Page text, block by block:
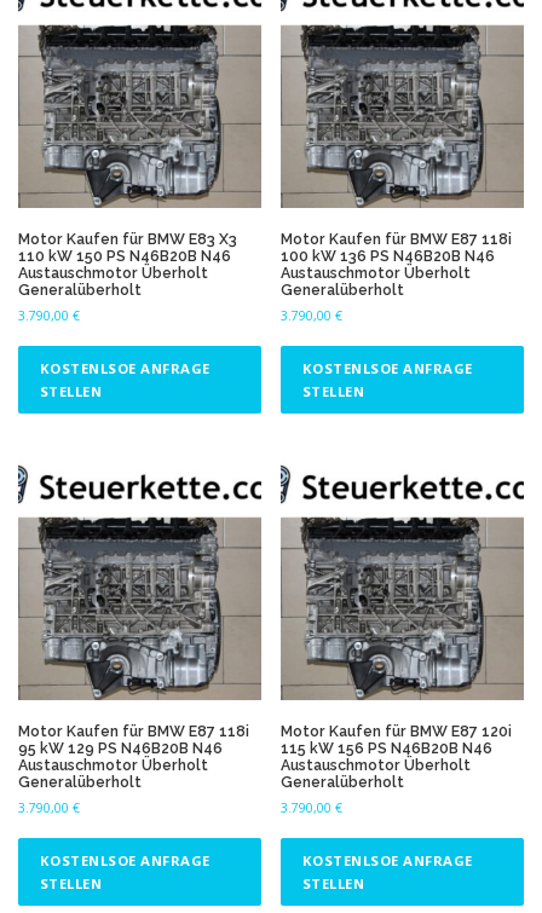
Motor Kaufen für BMW E83 X3
110 kW 150 PS N46B20B N46
Austauschmotor Überholt
Generalüberholt
3.790,00 €
KOSTENLSOE ANFRAGE
STELLEN
Motor Kaufen für BMW E87 118i
100 kW 136 PS N46B20B N46
Austauschmotor Überholt
Generalüberholt
3.790,00€
KOSTENLSOE ANFRAGE
STELLEN
Motor Kaufen für BMW E87 118i
95 kW 129 PS N46B20B N46
Austauschmotor Überholt
Generalüberholt
3.790,00 €
KOSTENLSOE ANFRAGE
STELLEN
Motor Kaufen für BMW E87 120i
115 kW 156 PS N46B20B N46
Austauschmotor Überholt
Generalüberholt
3.790,00€
KOSTENLSOE ANFRAGE
STELLEN